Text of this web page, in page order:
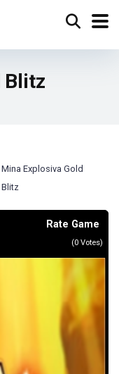
Blitz
Mina Explosiva Gold
Blitz
Rate Game
(0 Votes)